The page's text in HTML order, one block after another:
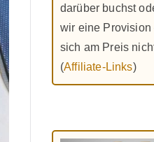
darüber buchst
wir eine Provision
sich am Preis
(Affiliate-Links)